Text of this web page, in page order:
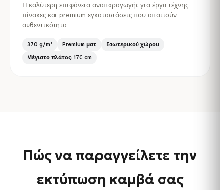
Η καλύτερη επιφάνεια αναπαραγωγής για έργα τέχνης,
πίνακες και premium εγκαταστάσεις που απαιτούν
αυθεντικότητα.
370 g/m² Premium ματ
Εσωτερικού χώρου
Μέγιστο πλάτος: 170 cm
Πώς να παραγγείλετε την
εκτύπωση καμβά σας